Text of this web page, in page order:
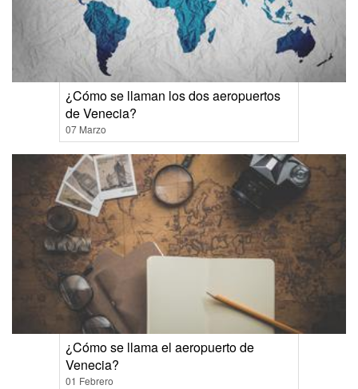
¿Cómo se llaman los dos aeropuertos
de Venecia?
07 Marzo
¿Cómo se llama el aeropuerto de
Venecia?
01 Febrero